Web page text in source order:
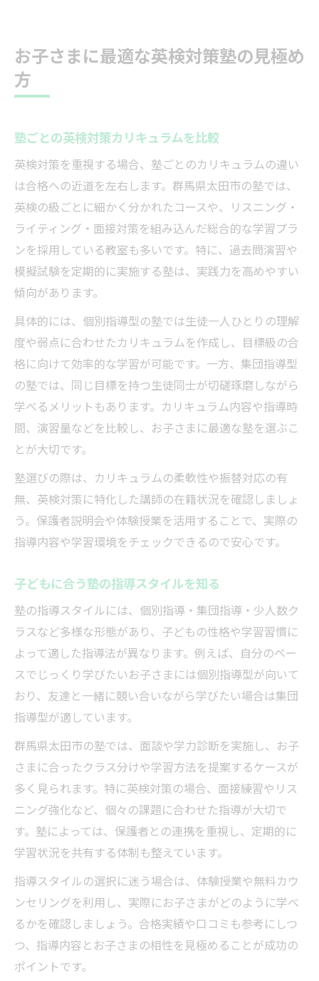
お子さまに最適な英検対策塾の見極め
方
塾ごとの英検対策カリキュラムを比較
英検対策を重視する場合、塾ごとのカリキュラムの違い
は合格への近道を左右します。群馬県太田市の塾では、
英検の級ごとに細かく分かれたコースや、リスニング・
ライティング・面接対策を組み込んだ総合的な学習プラ
ンを採用している教室も多いです。特に、過去問演習や
模擬試験を定期的に実施する塾は、実践力を高めやすい
傾向があります。
具体的には、個別指導型の塾では生徒一人ひとりの理解
度や弱点に合わせたカリキュラムを作成し、目標級の合
格に向けて効率的な学習が可能です。一方、集団指導型
の塾では、同じ目標を持つ生徒同士が切磋琢磨しながら
学べるメリットもあります。カリキュラム内容や指導時
間、演習量などを比較し、お子さまに最適な塾を選ぶこ
とが大切です。
塾選びの際は、カリキュラムの柔軟性や振替対応の有
無、英検対策に特化した講師の在籍状況を確認しましょ
う。保護者説明会や体験授業を活用することで、実際の
指導内容や学習環境をチェックできるので安心です。
子どもに合う塾の指導スタイルを知る
塾の指導スタイルには、個別指導・集団指導・少人数ク
ラスなど多様な形態があり、子どもの性格や学習習慣に
よって適した指導法が異なります。例えば、自分のペー
スでじっくり学びたいお子さまには個別指導型が向いて
おり、友達と一緒に競い合いながら学びたい場合は集団
指導型が適しています。
群馬県太田市の塾では、面談や学力診断を実施し、お子
さまに合ったクラス分けや学習方法を提案するケースが
多く見られます。特に英検対策の場合、面接練習やリス
ニング強化など、個々の課題に合わせた指導が大切で
す。塾によっては、保護者との連携を重視し、定期的に
学習状況を共有する体制も整えています。
指導スタイルの選択に迷う場合は、体験授業や無料カウ
ンセリングを利用し、実際にお子さまがどのように学べ
るかを確認しましょう。合格実績や口コミも参考にしつ
つ、指導内容とお子さまの相性を見極めることが成功の
ポイントです。